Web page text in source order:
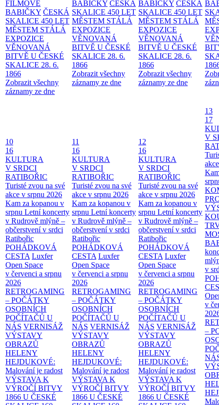
FILMOVÉ
BABIČKY ČESKÁ
SKALICE 450 LET
MĚSTEM STÁLÁ
EXPOZICE
VĚNOVANÁ
BITVĚ U ČESKÉ
SKALICE 28. 6.
1866
Zobrazit všechny
záznamy ze dne
BABIČKY ČESKÁ
SKALICE 450 LET
MĚSTEM STÁLÁ
EXPOZICE
VĚNOVANÁ
BITVĚ U ČESKÉ
SKALICE 28. 6.
1866
Zobrazit všechny
záznamy ze dne
BABIČKY ČESKÁ
SKALICE 450 LET
MĚSTEM STÁLÁ
EXPOZICE
VĚNOVANÁ
BITVĚ U ČESKÉ
SKALICE 28. 6.
1866
Zobrazit všechny
záznamy ze dne
10
16
KULTURA
V SRDCI
RATIBOŘIC
Turisté zvou na své
akce v srpnu 2026
Kam za kopanou v
srpnu Letní koncerty
v Rudrově mlýně –
občerstvení v srdci
Ratibořic
POHÁDKOVÁ
CESTA Luxfer
Open Space
v červenci a srpnu
2026
RETROGAMING
– POČÁTKY
OSOBNÍCH
POČÍTAČŮ U
NÁS VERNISÁŽ
VÝSTAVY
OBRAZŮ
HELENY
HEJDUKOVÉ:
Malování je radost
VÝSTAVA K
VÝROČÍ BITVY
1866 U ČESKÉ
11
16
KULTURA
V SRDCI
RATIBOŘIC
Turisté zvou na své
akce v srpnu 2026
Kam za kopanou v
srpnu Letní koncerty
v Rudrově mlýně –
občerstvení v srdci
Ratibořic
POHÁDKOVÁ
CESTA Luxfer
Open Space
v červenci a srpnu
2026
RETROGAMING
– POČÁTKY
OSOBNÍCH
POČÍTAČŮ U
NÁS VERNISÁŽ
VÝSTAVY
OBRAZŮ
HELENY
HEJDUKOVÉ:
Malování je radost
VÝSTAVA K
VÝROČÍ BITVY
1866 U ČESKÉ
12
16
KULTURA
V SRDCI
RATIBOŘIC
Turisté zvou na své
akce v srpnu 2026
Kam za kopanou v
srpnu Letní koncerty
v Rudrově mlýně –
občerstvení v srdci
Ratibořic
POHÁDKOVÁ
CESTA Luxfer
Open Space
v červenci a srpnu
2026
RETROGAMING
– POČÁTKY
OSOBNÍCH
POČÍTAČŮ U
NÁS VERNISÁŽ
VÝSTAVY
OBRAZŮ
HELENY
HEJDUKOVÉ:
Malování je radost
VÝSTAVA K
VÝROČÍ BITVY
1866 U ČESKÉ
13
17
V
v
v
–